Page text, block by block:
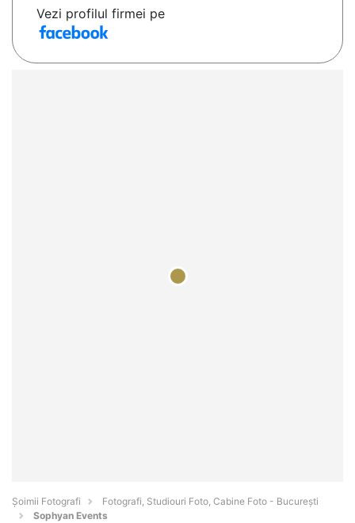
Vezi profilul firmei pe
Șoimii Fotografi
Fotografi, Studiouri Foto, Cabine Foto - Bucureşti
Sophyan Events